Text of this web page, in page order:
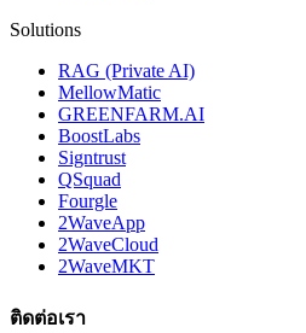
Solutions
RAG (Private AI)
MellowMatic
GREENFARM.AI
BoostLabs
Signtrust
QSquad
Fourgle
2WaveApp
2WaveCloud
2WaveMKT
ติดต่อเรา